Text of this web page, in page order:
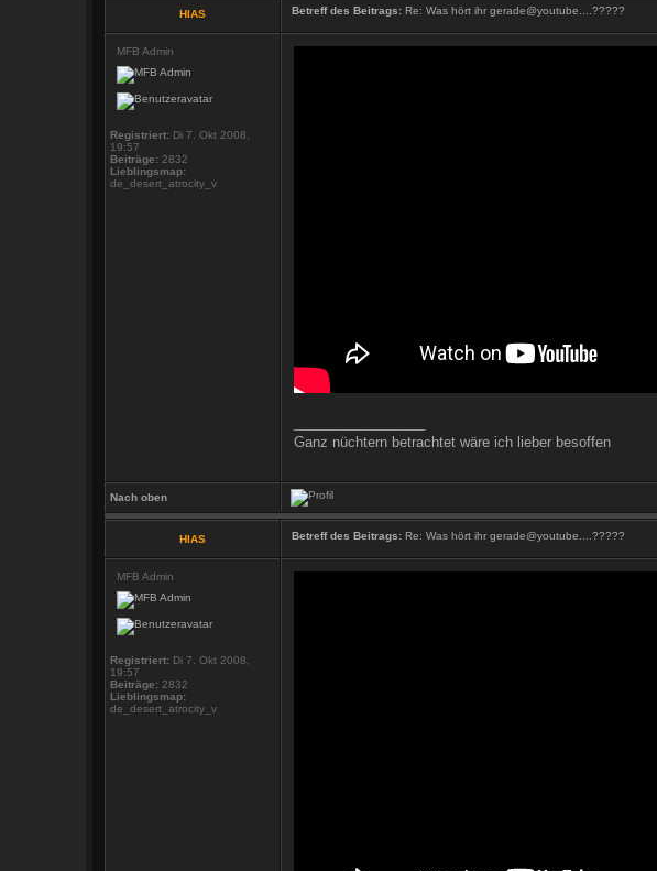
HIAS Betreff des Beitrags:Re: Was hört ihr gerade@youtube....?????
MFB Admin
Registriert:Di 7. Okt 2008,
19:57
Beiträge:2832
Lieblingsmap:
de_desert_atrocity_v
Ganz nüchtern betrachtet wäre ich lieber besoffen
Nach oben
HIAS Betreff des Beitrags:Re: Was hört ihr gerade@youtube....?????
MFB Admin
Registriert:Di 7. Okt 2008,
19:57
Beiträge:2832
Lieblingsmap:
de_desert_atrocity_v